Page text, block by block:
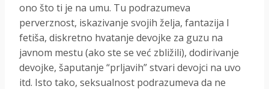
ono što ti je na umu. Tu podrazumeva
perverznost, iskazivanje svojih želja, fantazija I
fetiša, diskretno hvatanje devojke za guzu na
javnom mestu (ako ste se već zbližili), dodirivanje
devojke, šaputanje “prljavih” stvari devojci na uvo
itd. Isto tako, seksualnost podrazumeva da ne